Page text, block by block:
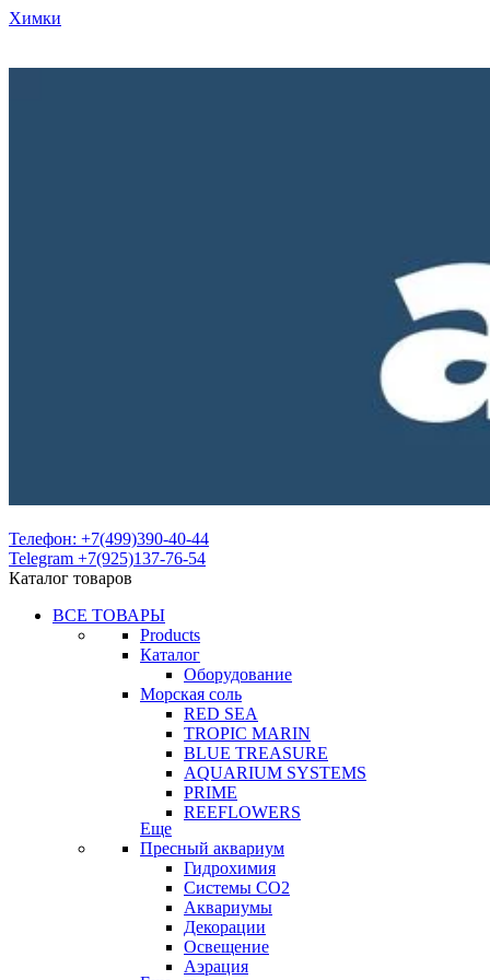
Химки
Телефон: +7(499)390-40-44
Telegram +7(925)137-76-54
Каталог товаров
ВСЕ ТОВАРЫ
Products
Каталог
Оборудование
Морская соль
RED SEA
TROPIC MARIN
BLUE TREASURE
AQUARIUM SYSTEMS
PRIME
REEFLOWERS
Еще
Пресный аквариум
Гидрохимия
Системы СО2
Аквариумы
Декорации
Освещение
Аэрация